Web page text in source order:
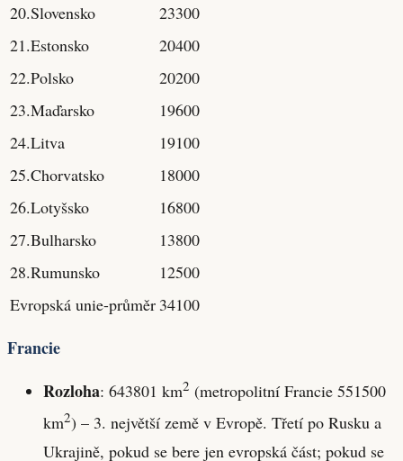
20.Slovensko
23300
21.Estonsko
20400
22.Polsko
20200
23.Maďarsko
19600
24.Litva
19100
25.Chorvatsko
18000
26.Lotyšsko
16800
27.Bulharsko
13800
28.Rumunsko
12500
Evropská unie-průměr 34100
Francie
Rozloha: 643801 km2 (metropolitní Francie 551500
km2) – 3. největší země v Evropě. Třetí po Rusku a
Ukrajině, pokud se bere jen evropská část; pokud se